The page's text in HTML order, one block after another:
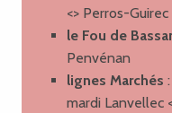
<> Perros-Guirec
le Fou de
Penvénan
lignes Marchés
mardi Lanvellec